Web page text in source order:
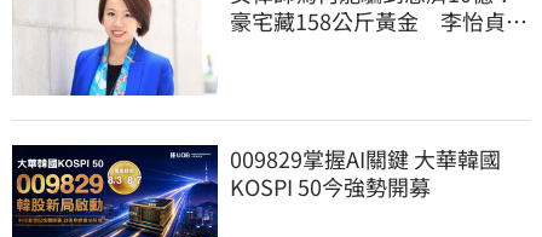
豪宅藏158公斤黃金 李怡貞驚
009829掌握AI關鍵 大華韓國
KOSPI 50今強勢開募